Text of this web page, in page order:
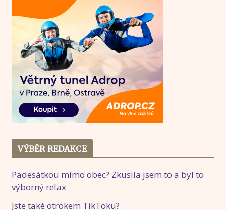
VÝBĚR REDAKCE
Padesátkou mimo obec? Zkusila jsem to a byl to
výborný relax
Jste také otrokem TikToku?